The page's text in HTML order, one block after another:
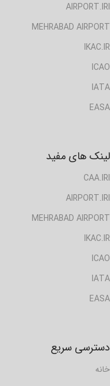
AIRPORT.IRI
MEHRABAD AIRPORT
IKAC.IR
ICAO
IATA
EASA
لینک های مفید
CAA.IRI
AIRPORT.IRI
MEHRABAD AIRPORT
IKAC.IR
ICAO
IATA
EASA
دسترسی سریع
خانه